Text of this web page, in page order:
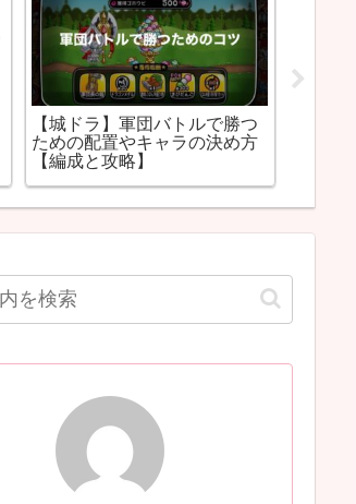
【城ドラ】軍団バトルで勝つ
ための配置やキャラの決め方
【編成と攻略】